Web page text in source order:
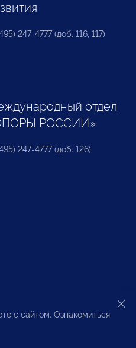
247-4777 (доб. 116, 117)
отдел
РОССИИ»
247-4777 (доб. 126)
с сайтом. Ознакомиться